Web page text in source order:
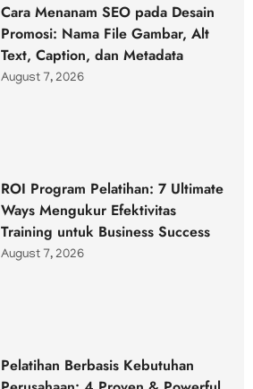
Cara Menanam SEO pada Desain
Promosi: Nama File Gambar, Alt
Text, Caption, dan Metadata
August 7, 2026
ROI Program Pelatihan: 7 Ultimate
Ways Mengukur Efektivitas
Training untuk Business Success
August 7, 2026
Pelatihan Berbasis Kebutuhan